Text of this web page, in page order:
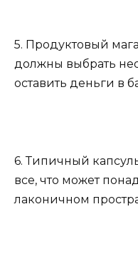
5. Продуктовый
должны выбрать
оставить деньги в
6. Типичный
все, что может
лаконичном